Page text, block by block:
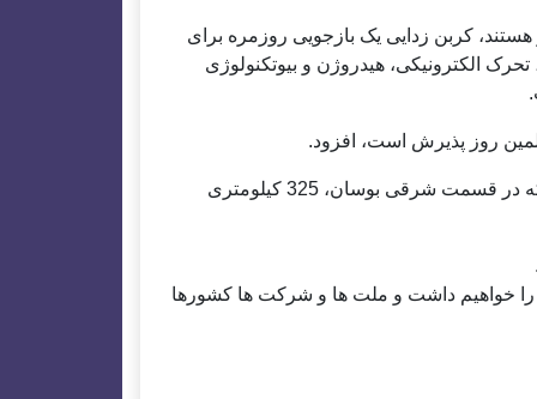
کربن زدایی یک بازجویی روزمره برای
الکترونیکی، هیدروژن و بیوتکنولوژی
روز پذیرش است، افزود.
کابینه بریتانیا رویدادی را در این جشن سازماندهی می‌کند، که در قسمت شرقی بوسان، 325 کیلومتری
بگذاریم، همان 10 سال گذشته را خواهیم داشت و ملت ها و شرکت ها کشورها